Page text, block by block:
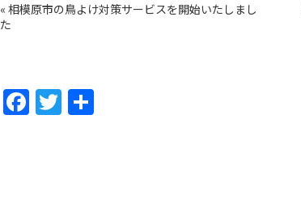
« 相模原市の鳥よけ対策サービスを開始いたしまし
た
F T